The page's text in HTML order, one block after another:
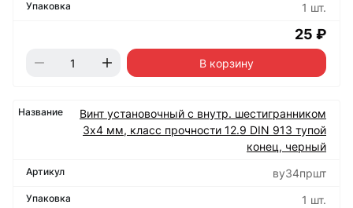
1 шт.
25 ₽
В корзину
Винт установочный с внутр. шестигранником
3х4 мм, класс прочности 12.9 DIN 913 тупой
конец, черный
ву34пршт
1 шт.